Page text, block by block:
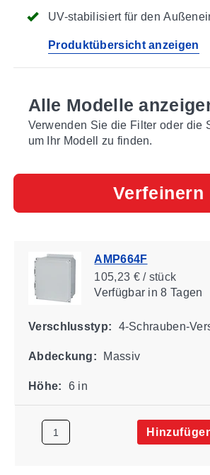
UV-stabilisiert für den
Produktübersicht anzeigen
Alle Modelle
Verwenden Sie die Filter oder die
um Ihr Modell zu finden.
Verfeinern
AMP664F
105,23 € / stück
Verfügbarin 8 Tagen
Verschlusstyp: 4-Schrauben-
Abdeckung: Massiv
Höhe: 6 in